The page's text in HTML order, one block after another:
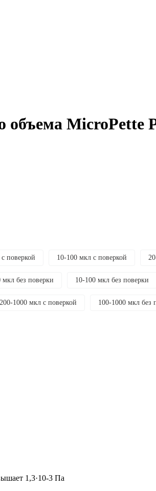
объема MicroPette
поверкой 10-100 мкл с поверкой
мкл без поверки 10-100 мкл без поверки
200-1000 мкл с поверкой 100-1000 мкл без
1,3·10-3 Па